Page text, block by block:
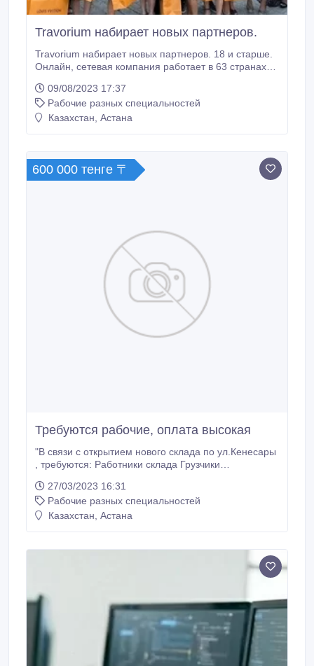
Travorium набирает новых партнеров.
Travorium набирает новых партнеров. 18 и старше.
Онлайн, сетевая компания работает в 63 странах
Испании. Чтобы стать партнером вам нужно
подтвердить что Вы легально проживаете в стране с
которой мы сотрудничаем. Бесплатное обучение /
09/08/2023 17:37
Рабочие разных специальностей
Казахстан, Астана
600 000 тенге 〒
Требуются рабочие, оплата высокая
"В связи с открытием нового склада по ул.Кенесары
категории В, С Уборщицы Можно без опыта,
зарплата 400 000 ТЕНГЕ ДО 600 000! График
работы с 10:00 до 18:00. Для подачи заявки на
нажмите там ""откликнуться"", отправите свой
27/03/2023 16:31
Рабочие разных специальностей
Казахстан, Астана